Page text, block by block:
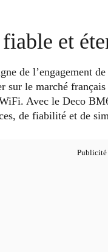
et
de l’engagement
sur le marché
Avec le Deco
de fiabilité et de